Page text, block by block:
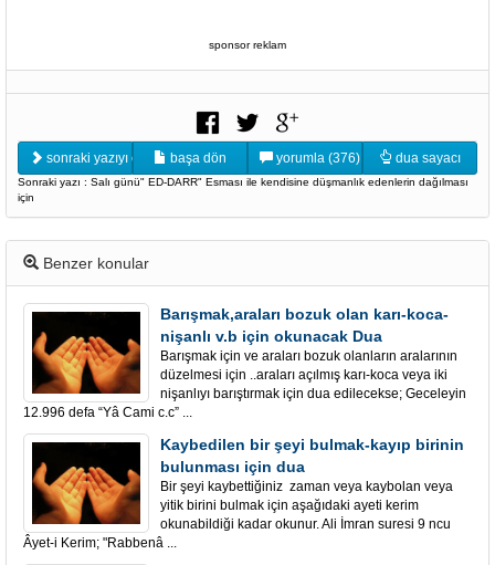
sponsor reklam
sonraki yazıyı oku başa dön yorumla (376) dua sayacı
Sonraki yazı : Salı günü" ED-DARR" Esması ile kendisine düşmanlık edenlerin dağılması
için
Benzer konular
Barışmak,araları bozuk olan karı-koca-
nişanlı v.b için okunacak Dua
Barışmak için ve araları bozuk olanların aralarının
düzelmesi için ..araları açılmış karı-koca veya iki
nişanlıyı barıştırmak için dua edilecekse; Geceleyin
12.996 defa “Yâ Cami c.c” ...
Kaybedilen bir şeyi bulmak-kayıp birinin
bulunması için dua
Bir şeyi kaybettiğiniz zaman veya kaybolan veya
yitik birini bulmak için aşağıdaki ayeti kerim
okunabildiği kadar okunur. Ali İmran suresi 9 ncu
Âyet-i Kerim; "Rabbenâ ...